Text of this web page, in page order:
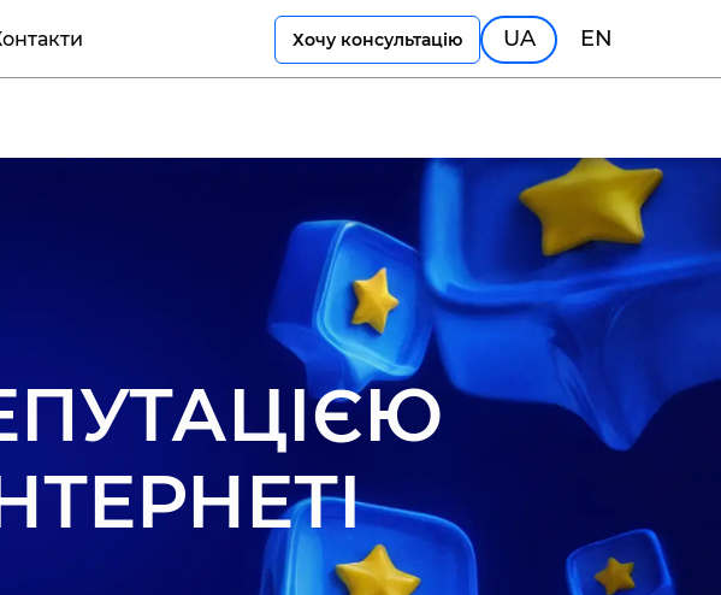
Хочу консультацію UA EN